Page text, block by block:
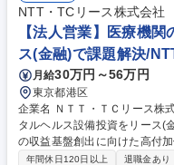
助 各会議への参加等 募集職種 ★未経験歓迎★【藤岡/既存営業】移動式ク
レーンのリース/土日祝休/年休
NTT・TCリース株式会社
【法人営業】医療機
ス(金融)で課題解決/
月給30万円～56万円
東京都港区
企業名 ＮＴＴ・ＴＣリース株式会社 求人名 【法人営業】医
タルヘルス設備投資をリース(金融)で課題
の収益基盤創出に向けた高付
ーラーと連携したエリア営業
年間休日120日以上 退職金あり